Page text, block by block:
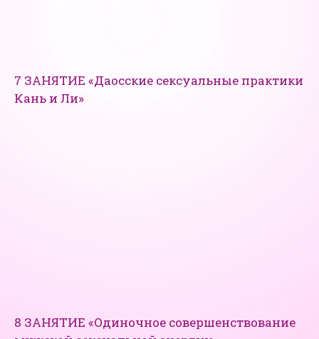
7 ЗАНЯТИЕ «Даосские сексуальные практики
Кань и Ли»
8 ЗАНЯТИЕ «Одиночное совершенствование